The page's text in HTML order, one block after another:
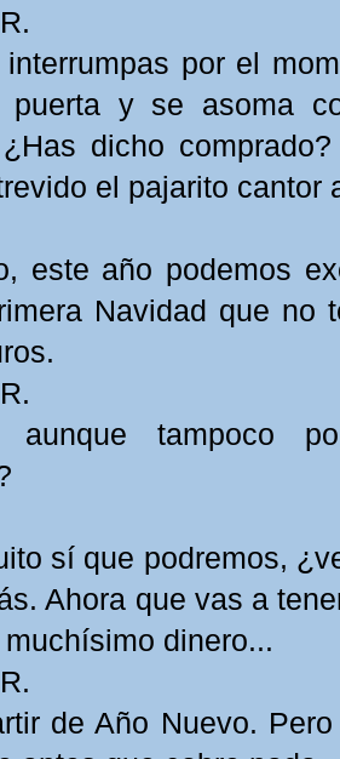
interrumpas por el
puerta y se asoma
dicho
el pajarito cantor
este año podemos
Navidad que no
tampoco
sí que podremos,
Ahora que vas a
dinero...
de Año Nuevo.